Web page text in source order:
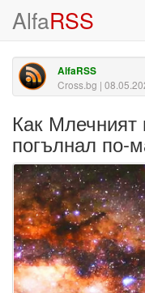
AlfaRSS
AlfaRSS
Cross.bg |
Как
погълнал по-